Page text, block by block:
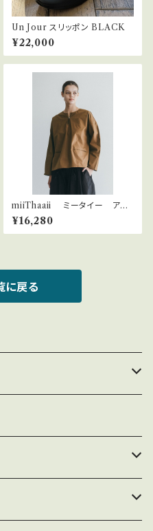
Un Jour スリッポン BLACK
¥22,000
miiThaaii ミータイー アカ
ッシュ シャツ
¥16,280
に戻る